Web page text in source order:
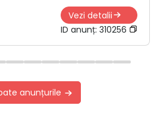
Vezi detalii
ID anunț: 310256
anunțurile